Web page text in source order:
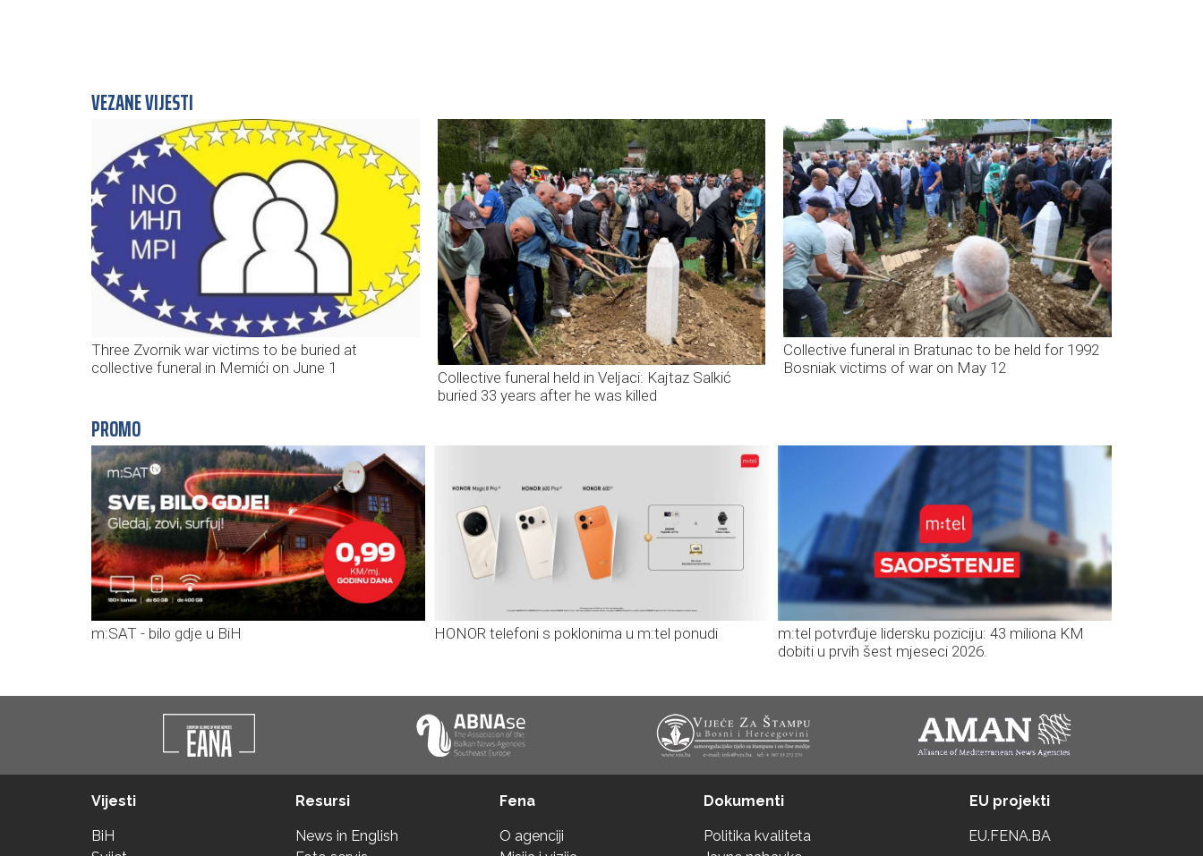
VEZANE VIJESTI
Three Zvornik war victims to be buried at
collective funeral in Memići on June 1
Collective funeral held in Veljaci: Kajtaz Salkić
buried 33 years after he was killed
Collective funeral in Bratunac to be held for 1992
Bosniak victims of war on May 12
PROMO
m:SAT - bilo gdje u BiH HONOR telefoni s poklonima u m:tel ponudi
m:tel potvrđuje lidersku poziciju: 43 miliona KM
dobiti u prvih šest mjeseci 2026.
Vijesti
BiH
Resursi
News in English
Fena
O agenciji
Dokumenti
Politika kvaliteta
EU projekti
EU.FENA.BA